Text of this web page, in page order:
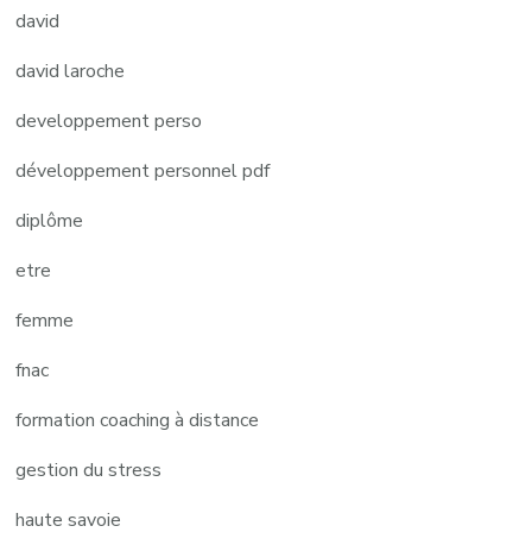
david
david laroche
developpement perso
développement personnel pdf
diplôme
etre
femme
fnac
formation coaching à distance
gestion du stress
haute savoie